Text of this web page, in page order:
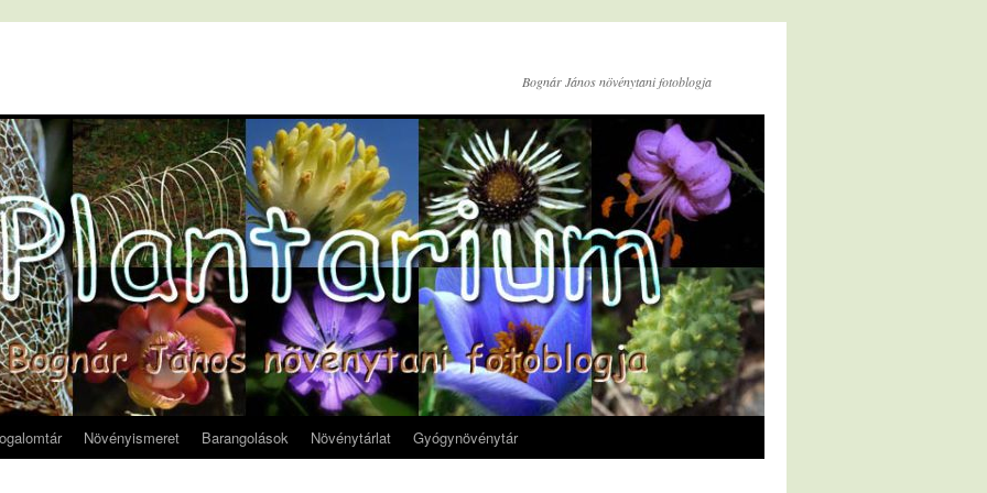
Bognár János növénytani fotoblogja
Növényismeret Barangolások Növénytárlat Gyógynövénytár